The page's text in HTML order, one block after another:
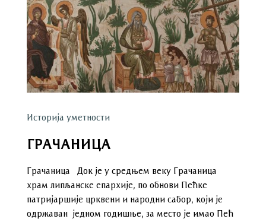
Историја уметности
ГРАЧАНИЦА
Грачаница Док је у средњем веку Грачаница
храм липљанске епархије, по обнови Пећке
патријаршије црквени и народни сабор, који је
одржаван једном годишње, за место је имао Пећ